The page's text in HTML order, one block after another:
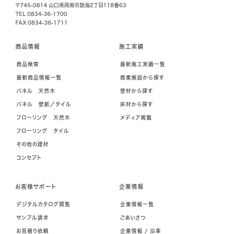
〒745-0814 山口県周南市鼓海2丁目118番63
TEL 0834-36-1700
FAX 0834-36-1711
商品情報
商品検索
最新商品情報一覧
パネル 天然木
パネル 壁紙／タイル
フローリング 天然木
フローリング タイル
その他の建材
コンセプト
施工実績
最新施工実績一覧
商業施設から探す
壁材から探す
床材から探す
メディア掲載
お客様サポート
デジタルカタログ閲覧
サンプル請求
お見積り依頼
企業情報
企業情報一覧
ごあいさつ
企業情報 / 沿革